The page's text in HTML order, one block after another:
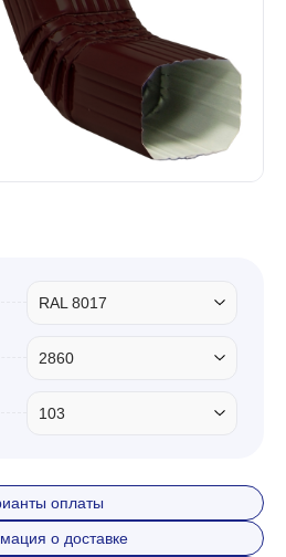
RAL 8017
2860
103
оплаты
о доставке